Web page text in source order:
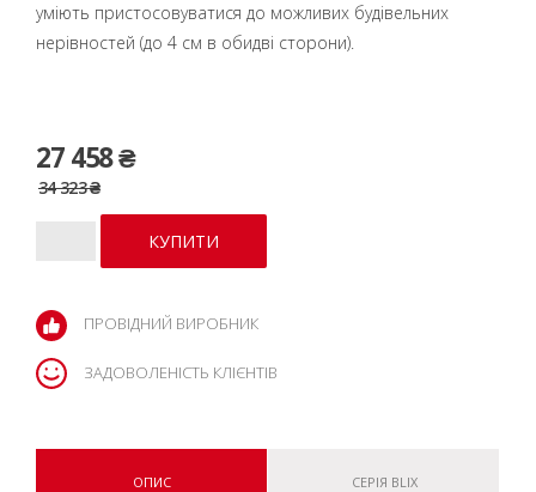
уміють пристосовуватися до можливих будівельних
нерівностей (до 4 см в обидві сторони).
27 458 ₴
34 323 ₴
ПРОВІДНИЙ ВИРОБНИК
ЗАДОВОЛЕНІСТЬ КЛІЄНТІВ
ОПИС СЕРІЯ BLIX